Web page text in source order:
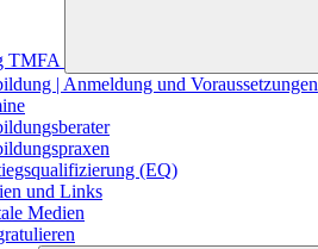
TMFA
| Anmeldung und Voraussetzungen
(EQ)
und Links
Medien